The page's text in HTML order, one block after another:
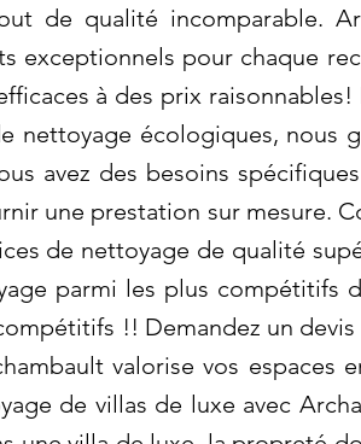
de qualité incomparable.
exceptionnels pour chaque
à des prix
écologiques, nous
avez des besoins
une prestation sur mesure.
de nettoyage de qualité
parmi les plus compétitifs
!! Demandez un
valorise vos espaces
de villas de luxe avec